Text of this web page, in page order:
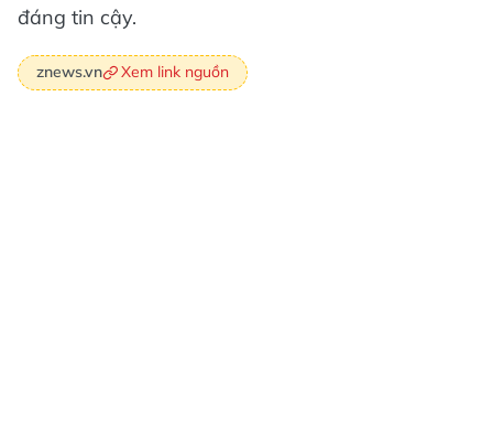
đáng tin cậy.
znews.vn Xem link nguồn